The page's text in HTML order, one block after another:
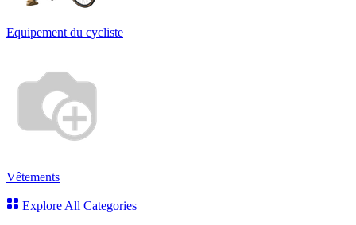
Equipement du cycliste
Vêtements
Explore All Categories